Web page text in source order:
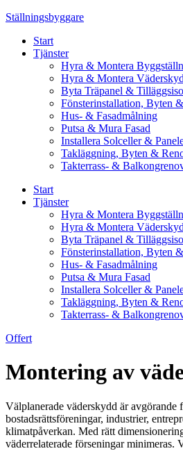
Skip
content
Ställningsbyggare
Start
Tjänster
Hyra & Montera
Hyra & Montera
Byta Träpanel &
Fönsterinstallation, Byten
Hus- & Fasadmålning
Putsa & Mura Fasad
Installera Solceller &
Takläggning, Byten &
Takterrass- &
Start
Tjänster
Hyra & Montera
Hyra & Montera
Byta Träpanel &
Fönsterinstallation, Byten
Hus- & Fasadmålning
Putsa & Mura Fasad
Installera Solceller &
Takläggning, Byten &
Takterrass- &
Offert
Montering av
Välplanerade väderskydd är avgörande
bostadsrättsföreningar, industrier,
klimatpåverkan. Med rätt
väderrelaterade förseningar